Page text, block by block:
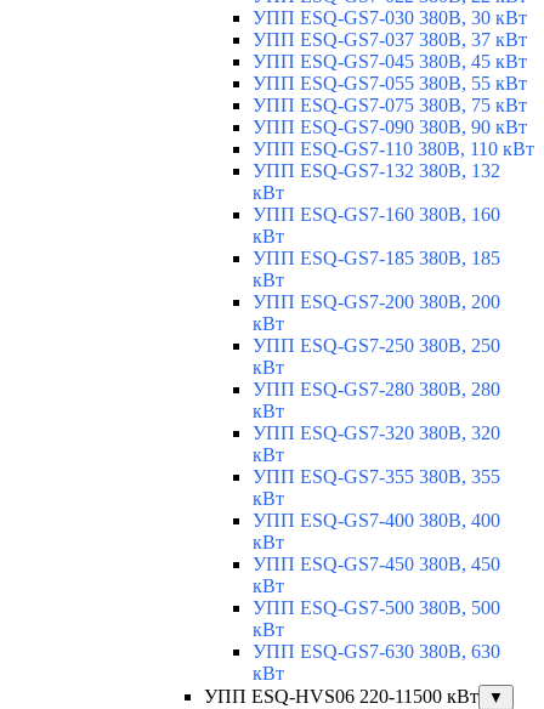
УПП ESQ-GS7-030 380В, 30 кВт
УПП ESQ-GS7-037 380В, 37 кВт
УПП ESQ-GS7-045 380В, 45 кВт
УПП ESQ-GS7-055 380В, 55 кВт
УПП ESQ-GS7-075 380В, 75 кВт
УПП ESQ-GS7-090 380В, 90 кВт
УПП ESQ-GS7-110 380В, 110 кВт
УПП ESQ-GS7-132 380В, 132
кВт
УПП ESQ-GS7-160 380В, 160
кВт
УПП ESQ-GS7-185 380В, 185
кВт
УПП ESQ-GS7-200 380В, 200
кВт
УПП ESQ-GS7-250 380В, 250
кВт
УПП ESQ-GS7-280 380В, 280
кВт
УПП ESQ-GS7-320 380В, 320
кВт
УПП ESQ-GS7-355 380В, 355
кВт
УПП ESQ-GS7-400 380В, 400
кВт
УПП ESQ-GS7-450 380В, 450
кВт
УПП ESQ-GS7-500 380В, 500
кВт
УПП ESQ-GS7-630 380В, 630
кВт
УПП ESQ-HVS06 220-11500 кВт
▼